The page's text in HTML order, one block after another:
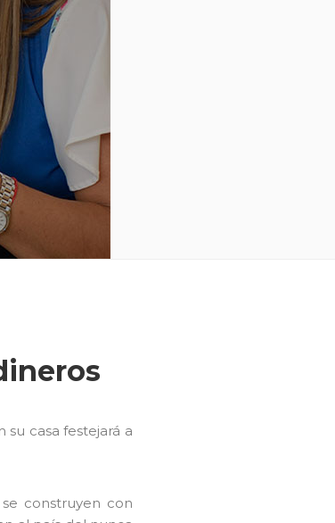
su casa festejará a
construyen con